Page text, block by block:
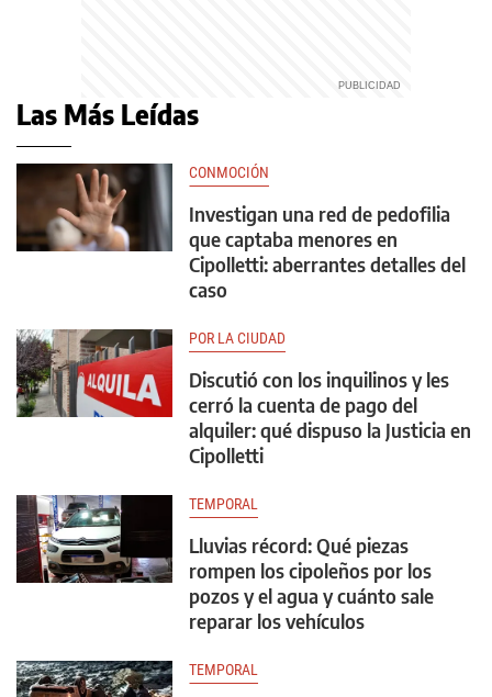
Las Más Leídas
CONMOCIÓN
Investigan una red de pedofilia
que captaba menores en
Cipolletti: aberrantes detalles del
caso
POR LA CIUDAD
Discutió con los inquilinos y les
cerró la cuenta de pago del
alquiler: qué dispuso la Justicia en
Cipolletti
TEMPORAL
Lluvias récord: Qué piezas
rompen los cipoleños por los
pozos y el agua y cuánto sale
reparar los vehículos
TEMPORAL